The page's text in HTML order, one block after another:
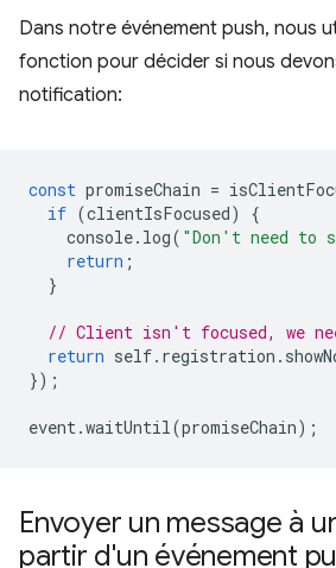
Dans notre événement push, nous
fonction pour décider si nous
notification:
const promiseChain =
if (clientIsFocused)
{
console. log( "Don't need to
return ;
}
// Client isn't focused, we
return self. registration .
});
event.waitUntil(promiseChain);
Envoyer un message à
partir d'un événement